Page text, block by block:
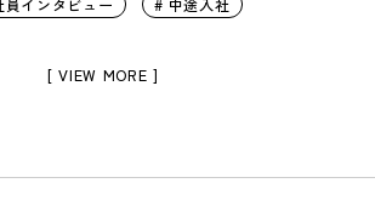
員インタビュー # 中途入社
[ VIEW MORE ]